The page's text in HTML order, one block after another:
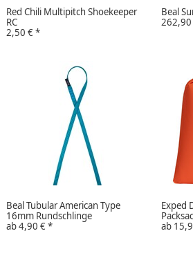
Red Chili Multipitch Shoekeeper
RC
2,50 €*
Beal
Beal Tubular American Type
16mm Rundschlinge
ab4,90 €*
Exped
ab